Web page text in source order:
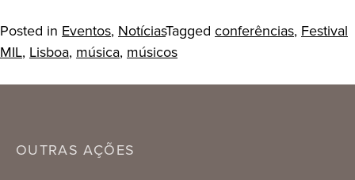
Posted in Eventos, NotíciasTagged conferências, Festival
MIL, Lisboa, música, músicos
OUTRAS AÇÕES